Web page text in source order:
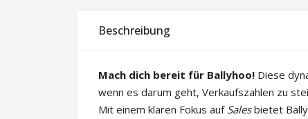
Beschreibung
Mach dich bereit für Ballyhoo! Diese
wenn es darum geht, Verkaufszahlen zu
Mit einem klaren Fokus auf Salesbietet